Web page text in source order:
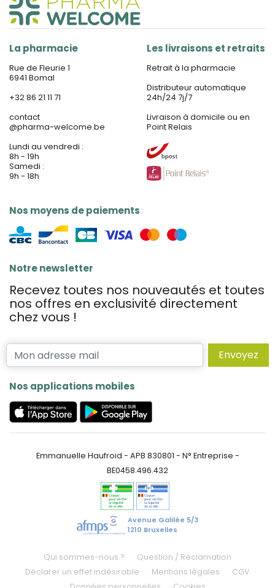
La pharmacie
Rue de Fleurie 1
6941 Bomal
+32 86 21 11 71
contact
@pharma-welcome.be
Lundi au vendredi :
8h - 19h
Samedi :
9h - 18h
Nos moyens de paiements
Les livraisons et retraits
Retrait à la pharmacie
Distributeur automatique
24h/24 7j/7
Livraison à domicile ou en
Point Relais
Notre newsletter
Recevez toutes nos nouveautés et toutes
nos offres en exclusivité directement
chez vous !
Envoyez
Nos applications mobiles
Emmanuelle Haufroid - APB 830801 - N° Entreprise -
BE0458.496.432
Avenue Galilée 5/3
1210 Bruxelles
Qui sommes-nous ?
Question / Réclamation
Déclarer un effet indésirable
Mentions légales
CGV